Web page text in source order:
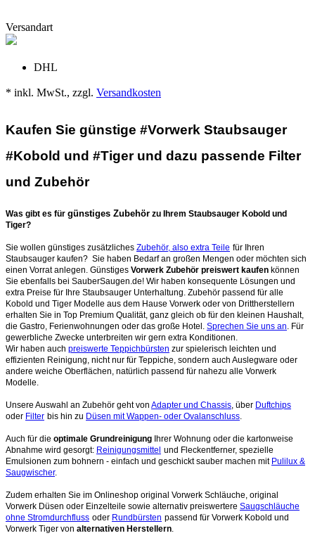
Versandart
DHL
* inkl. MwSt., zzgl. Versandkosten
Kaufen Sie günstige #Vorwerk Staubsauger
#Kobold und #Tiger und dazu passende Filter
und Zubehör
Was gibt es für günstiges Zubehör zu Ihrem Staubsauger Kobold und
Tiger?
Sie wollen günstiges zusätzliches Zubehör, also extra Teile für Ihren
Staubsauger kaufen? Sie haben Bedarf an großen Mengen oder möchten sich
einen Vorrat anlegen. Günstiges Vorwerk Zubehör preiswert kaufen können
Sie ebenfalls bei SauberSaugen.de! Wir haben konsequente Lösungen und
extra Preise für Ihre Staubsauger Unterhaltung. Zubehör passend für alle
Kobold und Tiger Modelle aus dem Hause Vorwerk oder von Drittherstellern
erhalten Sie in Top Premium Qualität, ganz gleich ob für den kleinen Haushalt,
die Gastro, Ferienwohnungen oder das große Hotel. Sprechen Sie uns an . Für
gewerbliche Zwecke unterbreiten wir gern extra Konditionen.
Wir haben auch preiswerte Teppichbürsten zur spielerisch leichten und
effizienten Reinigung, nicht nur für Teppiche, sondern auch Auslegware oder
andere weiche Oberflächen, natürlich passend für nahezu alle Vorwerk
Modelle.
Unsere Auswahl an Zubehör geht von Adapter und Chassis , über Duftchips
oder Filter bis hin zu Düsen mit Wappen- oder Ovalanschluss
Auch für die optimale Grundreinigung Ihrer Wohnung oder die kartonweise
Abnahme wird gesorgt: Reinigungsmittel und Fleckentferner, spezielle
Emulsionen zum bohnern - einfach und geschickt sauber machen mit Pulilux &
Saugwischer.
Zudem erhalten Sie im Onlineshop original Vorwerk Schläuche, original
Vorwerk Düsen oder Einzelteile sowie alternativ preiswertere Saugschläuche
ohne Stromdurchfluss oder Rundbürsten passend für Vorwerk Kobold und
Vorwerk Tiger von alternativen Herstellern